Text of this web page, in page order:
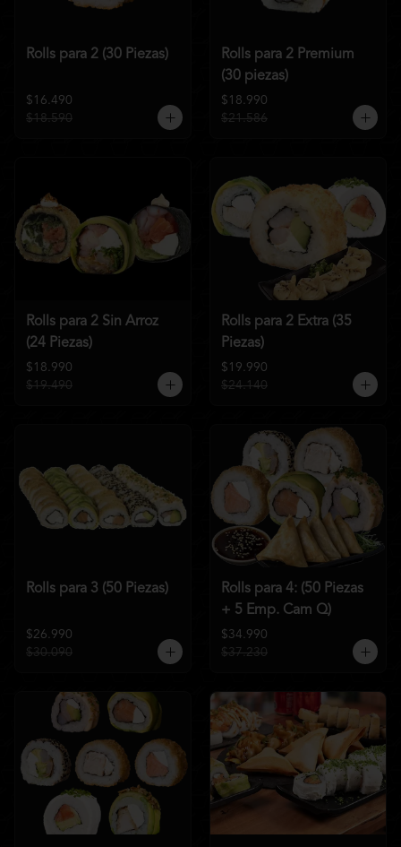
Rolls para 2 (30 Piezas)
$16.490
$18.590
Rolls para 2 Premium
(30 piezas)
$18.990
$21.586
Rolls para 2 Sin Arroz
(24 Piezas)
$18.990
$19.490
Rolls para 2 Extra (35
Piezas)
$19.990
$24.140
Rolls para 3 (50 Piezas)
$26.990
$30.090
Rolls para 4: (50 Piezas
+ 5 Emp. Cam Q)
$34.990
$37.230